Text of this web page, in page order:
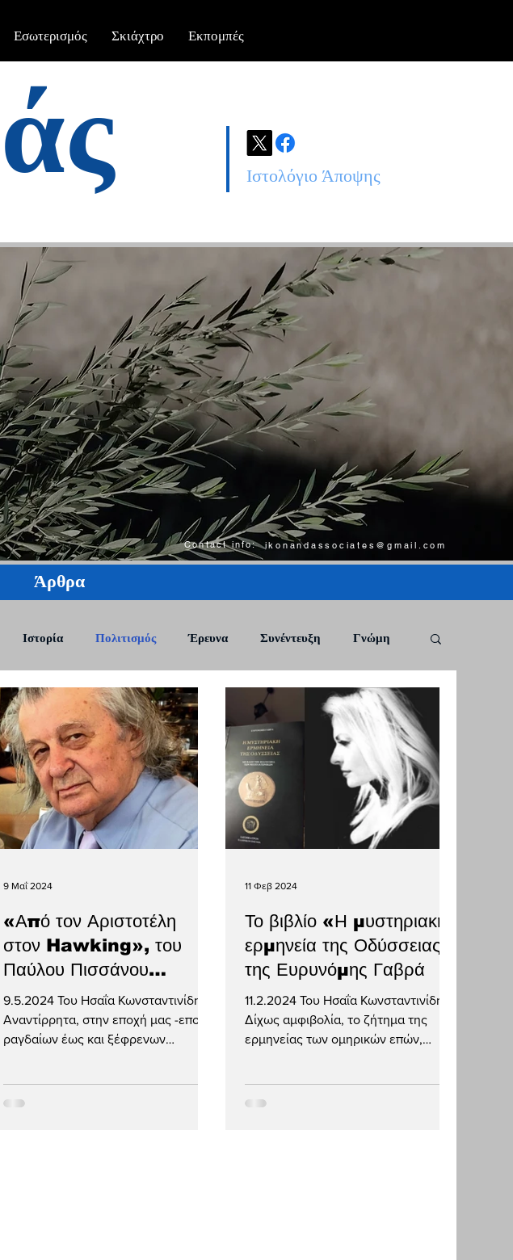
Εσωτερισμός Σκιάχτρο Εκπομπές
Ιστολόγιο Άποψης
ikonandassociates@gmail.com
Contact info:
Άρθρα
Ιστορία Πολιτισμός Έρευνα Συνέντευξη Γνώμη
«Από τον Αριστοτέλη
στον Hawking», του
Παύλου Πισσάνου
(βιβλιοπαρουσίαση)
9.5.2024 Του Ησαΐα Κωνσταντινίδη
Αναντίρρητα, στην εποχή μας -εποχή
ραγδαίων έως και ξέφρενων
9 Μαΐ 2024
Το βιβλίο «Η μυστηριακή
ερμηνεία της Οδύσσειας»,
της Ευρυνόμης Γαβρά
11.2.2024 Του Ησαΐα Κωνσταντινίδη
Δίχως αμφιβολία, το ζήτημα της
ερμηνείας των ομηρικών επών,
11 Φεβ 2024